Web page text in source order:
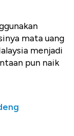
mata uang
menjadi
pun naik